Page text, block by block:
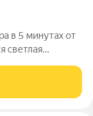
в 5 минутах от
светлая
МЦД-2 - ровно